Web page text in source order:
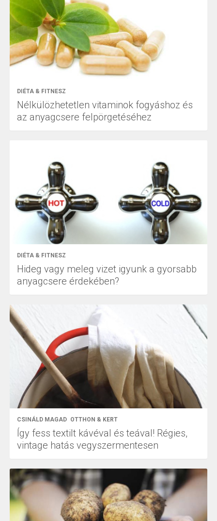
DIÉTA & FITNESZ
Nélkülözhetetlen vitaminok fogyáshoz és
az anyagcsere felpörgetéséhez
DIÉTA & FITNESZ
Hideg vagy meleg vizet igyunk a gyorsabb
anyagcsere érdekében?
CSINÁLD MAGAD OTTHON & KERT
Így fess textilt kávéval és teával! Régies,
vintage hatás vegyszermentesen